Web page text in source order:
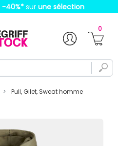
-40%* sur une sélection
0
Pull, Gilet, Sweat homme